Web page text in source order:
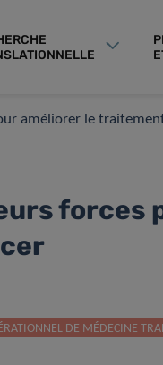
améliorer le
forces
DE MÉDECINE